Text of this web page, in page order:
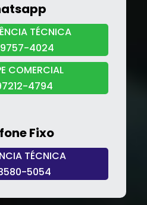
TÉCNICA
4024
COMERCIAL
4794
Fixo
TÉCNICA
5054